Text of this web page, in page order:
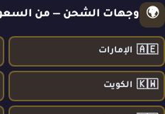
🌍 وجهات الشحن — من
🇦🇪 الإمارات
🇰🇼 الكويت